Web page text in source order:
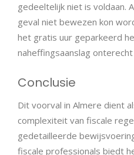
gedeeltelijk niet is voldaan.
geval niet bewezen kon
het gratis uur geparkeerd
naheffingsaanslag
Conclusie
Dit voorval in Almere dient
complexiteit van fiscale
gedetailleerde
fiscale professionals biedt